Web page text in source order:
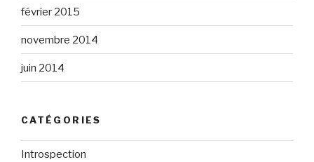
février 2015
novembre 2014
juin 2014
CATÉGORIES
Introspection